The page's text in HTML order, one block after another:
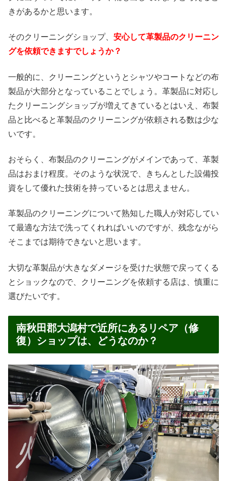
きがあるかと思います。
そのクリーニングショップ、 安心して革製品のクリーニン
グを依頼できますでしょうか？
一般的に、クリーニングというとシャツやコートなどの布
製品が大部分となっていることでしょう。革製品に対応し
たクリーニングショップが増えてきているとはいえ、布製
品と比べると革製品のクリーニングが依頼される数は少な
いです。
おそらく、布製品のクリーニングがメインであって、革製
品はおまけ程度。そのような状況で、きちんとした設備投
資をして優れた技術を持っているとは思えません。
革製品のクリーニングについて熟知した職人が対応してい
て最適な方法で洗ってくれればいいのですが、残念ながら
そこまでは期待できないと思います。
大切な革製品が大きなダメージを受けた状態で戻ってくる
とショックなので、クリーニングを依頼する店は、慎重に
選びたいです。
南秋田郡大潟村で近所にあるリペア（修
復）ショップは、どうなのか？